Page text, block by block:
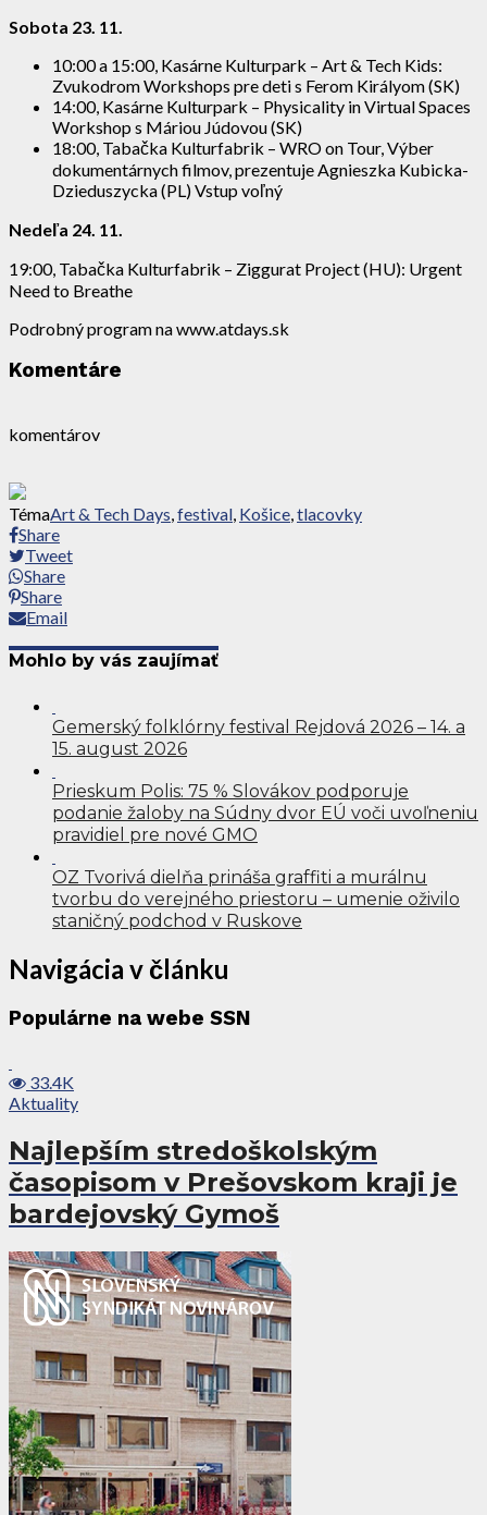
Sobota 23. 11.
10:00 a 15:00, Kasárne Kulturpark – Art & Tech Kids:
Zvukodrom Workshops pre deti s Ferom Királyom (SK)
14:00, Kasárne Kulturpark – Physicality in Virtual Spaces
Workshop s Máriou Júdovou (SK)
18:00, Tabačka Kulturfabrik – WRO on Tour, Výber
dokumentárnych filmov, prezentuje Agnieszka Kubicka-
Dzieduszycka (PL) Vstup voľný
Nedeľa 24. 11.
19:00, Tabačka Kulturfabrik – Ziggurat Project (HU): Urgent
Need to Breathe
Podrobný program na www.atdays.sk
Komentáre
komentárov
TémaArt & Tech Days,festival, Košice,tlacovky
Share
Tweet
Share
Share
Email
Mohlo by vás zaujímať
Gemerský folklórny festival Rejdová 2026 – 14. a
15. august 2026
Prieskum Polis: 75 % Slovákov podporuje
podanie žaloby na Súdny dvor EÚ voči uvoľneniu
pravidiel pre nové GMO
OZ Tvorivá dielňa prináša graffiti a murálnu
tvorbu do verejného priestoru – umenie oživilo
staničný podchod v Ruskove
Navigácia v článku
Populárne na webe SSN
33.4K
Aktuality
Najlepším stredoškolským
časopisom v Prešovskom kraji je
bardejovský Gymoš